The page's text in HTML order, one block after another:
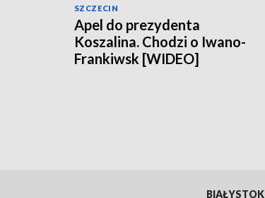
SZCZECIN
Apel do prezydenta
Koszalina. Chodzi o Iwano-
Frankiwsk [WIDEO]
BIAŁYSTOK